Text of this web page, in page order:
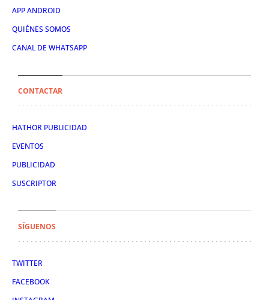
APP ANDROID
QUIÉNES SOMOS
CANAL DE WHATSAPP
CONTACTAR
HATHOR PUBLICIDAD
EVENTOS
PUBLICIDAD
SUSCRIPTOR
SÍGUENOS
TWITTER
FACEBOOK